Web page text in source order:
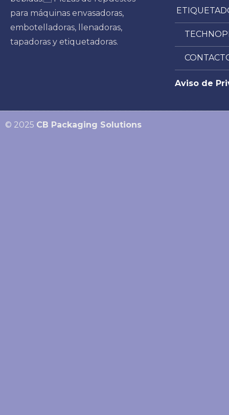
para máquinas envasadoras,
embotelladoras, llenadoras,
tapadoras y etiquetadoras.
Aviso de
© 2025 CB Packaging Solutions